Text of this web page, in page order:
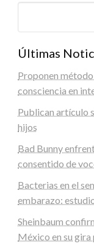
Últimas
Proponen método
consciencia en
Publican artículo
hijos
Bad Bunny
consentido de
Bacterias en el
embarazo:
Sheinbaum
México en su